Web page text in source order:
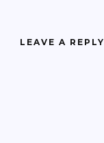
LEAVE A REPLY